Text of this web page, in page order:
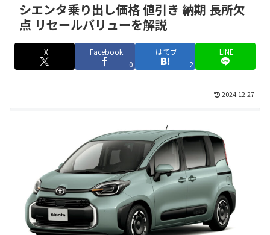
シエンタ乗り出し価格 値引き 納期 長所欠
点 リセールバリューを解説
X
Facebook
0
はてブ
2
LINE
2024.12.27